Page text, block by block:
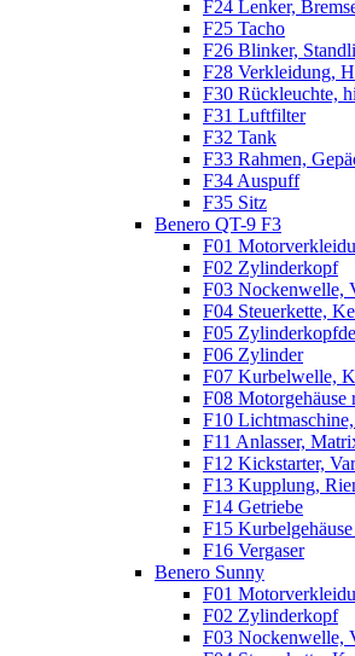
F24 Lenker,
F25 Tacho
F26 Blinker,
F28 Verkleidung,
F30 Rückleuchte,
F31 Luftfilter
F32 Tank
F33 Rahmen,
F34 Auspuff
F35 Sitz
Benero QT-9 F3
F01
F02 Zylinderkopf
F03 Nockenwelle,
F04 Steuerkette,
F05
F06 Zylinder
F07 Kurbelwelle,
F08 Motorgehäuse
F10
F11 Anlasser,
F12 Kickstarter,
F13 Kupplung,
F14 Getriebe
F15
F16 Vergaser
Benero Sunny
F01
F02 Zylinderkopf
F03 Nockenwelle,